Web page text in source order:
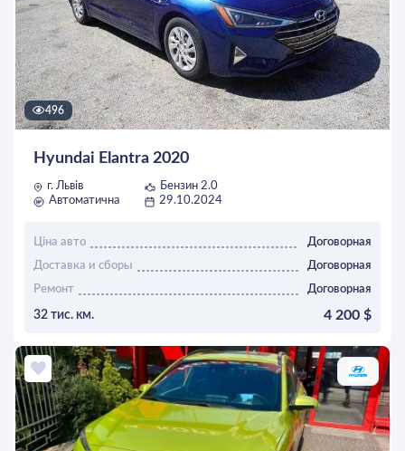
496
Hyundai Elantra 2020
г. Львів
Бензин 2.0
Автоматична
29.10.2024
Ціна авто
Договорная
Доставка и сборы
Договорная
Ремонт
Договорная
32 тис. км. 4 200 $
ОСТАВИТЬ ЗАЯВКУ